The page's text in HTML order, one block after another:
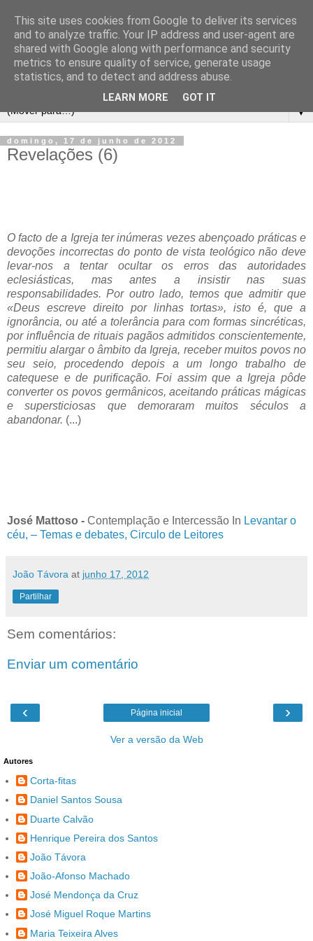
▼
domingo, 17 de junho de 2012
Revelações (6)
O facto de a Igreja ter inúmeras vezes abençoado práticas e
devoções incorrectas do ponto de vista teológico não deve
levar-nos a tentar ocultar os erros das autoridades
eclesiásticas, mas antes a insistir nas suas
responsabilidades. Por outro lado, temos que admitir que
«Deus escreve direito por linhas tortas», isto é, que a
ignorância, ou até a tolerância para com formas sincréticas,
por influência de rituais pagãos admitidos conscientemente,
permitiu alargar o âmbito da Igreja, receber muitos povos no
seu seio, procedendo depois a um longo trabalho de
catequese e de purificação. Foi assim que a Igreja pôde
converter os povos germânicos, aceitando práticas mágicas
e supersticiosas que demoraram muitos séculos a
abandonar. (...)
José Mattoso - Contemplação e Intercessão In Levantar o
céu, – Temas e debates, Circulo de Leitores
João Távora at junho 17, 2012
Partilhar
Sem comentários:
Enviar um comentário
‹ ›
Página inicial
Ver a versão da Web
Autores
Corta-fitas
Daniel Santos Sousa
Duarte Calvão
Henrique Pereira dos Santos
João Távora
João-Afonso Machado
José Mendonça da Cruz
José Miguel Roque Martins
Maria Teixeira Alves
This site uses cookies from Google to deliver its services
and to analyze traffic. Your IP address and user-agent are
shared with Google along with performance and security
metrics to ensure quality of service, generate usage
statistics, and to detect and address abuse.
LEARN MORE GOT IT